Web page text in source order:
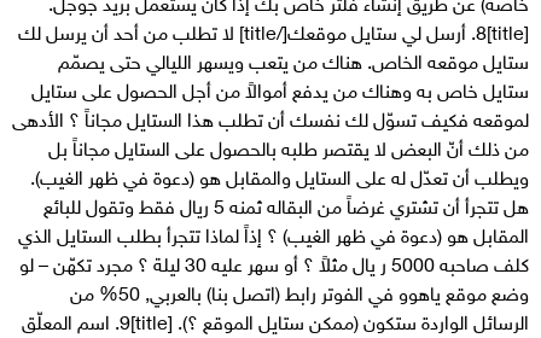
[title]8. أرسل لي ستايل موقعك[/title] لا تطلب من أحد أن يرسل لك
ستايل موقعه الخاص. هناك من يتعب ويسهر الليالي حتى يصمّم
ستايل خاص به وهناك من يدفع أموالاً من أجل الحصول على ستايل
لموقعه فكيف تسوّل لك نفسك أن تطلب هذا الستايل مجاناً ؟ الأدهى
من ذلك أنّ البعض لا يقتصر طلبه بالحصول على الستايل مجاناً بل
ويطلب أن تعدّل له على الستايل والمقابل هو (دعوة في ظهر الغيب).
هل تتجرأ أن تشتري غرضاً من البقاله ثمنه 5 ريال فقط وتقول للبائع
المقابل هو (دعوة في ظهر الغيب) ؟ إذاً لماذا تتجرأ بطلب الستايل الذي
كلف صاحبه 5000 ر يال مثلاً ؟ أو سهر عليه 30 ليلة ؟ مجرد تكهّن – لو
وضع موقع ياهوو في الفوتر رابط (اتصل بنا) بالعربي, 50% من
الرسائل الواردة ستكون (ممكن ستايل الموقع ؟). [title]9. اسم المعلّق